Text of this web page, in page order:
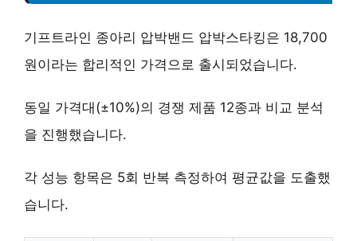
기프트라인 종아리 압박밴드 압박스타킹은 18,700
원이라는 합리적인 가격으로 출시되었습니다.
동일 가격대(±10%)의 경쟁 제품 12종과 비교 분석
을 진행했습니다.
각 성능 항목은 5회 반복 측정하여 평균값을 도출했
습니다.